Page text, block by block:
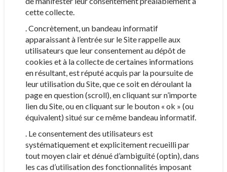
cette collecte.
. Concrètement, un bandeau informatif
apparaissant à l’entrée sur le Site rappelle aux
utilisateurs que leur consentement au dépôt de
cookies et à la collecte de certaines informations
en résultant, est réputé acquis par la poursuite de
leur utilisation du Site, que ce soit en déroulant la
page en question (scroll), en cliquant sur n’importe
lien du Site, ou en cliquant sur le bouton « ok » (ou
équivalent) situé sur ce même bandeau informatif.
. Le consentement des utilisateurs est
systématiquement et explicitement recueilli par
tout moyen clair et dénué d’ambiguïté (optin), dans
les cas d’utilisation des fonctionnalités imposant